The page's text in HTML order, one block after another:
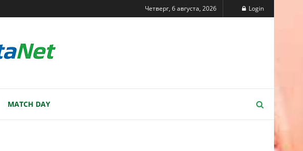
Четверг, 6 августа, 2026 Login
MATCH DAY